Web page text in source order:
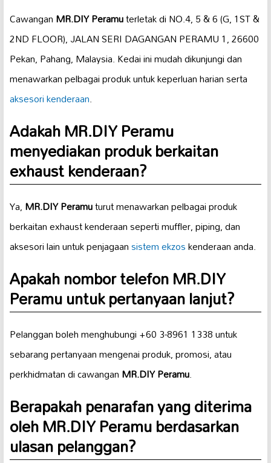
CawanganMR.DIY Peramuterletak di NO.4, 5 & 6 (G, 1ST &
2ND FLOOR), JALAN SERI DAGANGAN PERAMU 1, 26600
Pekan, Pahang, Malaysia. Kedai ini mudah dikunjungi dan
menawarkan pelbagai produk untuk keperluan harian serta
aksesori kenderaan.
AdakahMR.DIY Peramu
menyediakan produk berkaitan
exhaust kenderaan?
Ya,MR.DIY Peramuturut menawarkan pelbagai produk
berkaitan exhaust kenderaan seperti muffler, piping, dan
aksesori lain untuk penjagaansistem ekzoskenderaan anda.
Apakah nombor telefonMR.DIY
Peramuuntuk pertanyaan lanjut?
Pelanggan boleh menghubungi +60 3-8961 1338 untuk
sebarang pertanyaan mengenai produk, promosi, atau
perkhidmatan di cawanganMR.DIY Peramu.
Berapakah penarafan yang diterima
olehMR.DIY Peramuberdasarkan
ulasan pelanggan?